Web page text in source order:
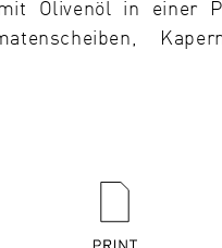
Olivenöl in einer